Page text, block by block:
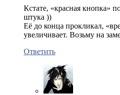
Кстате, «красная кнопка»
штука ))
Её до конца прокликал,
увеличивает. Возьму на
Ответить